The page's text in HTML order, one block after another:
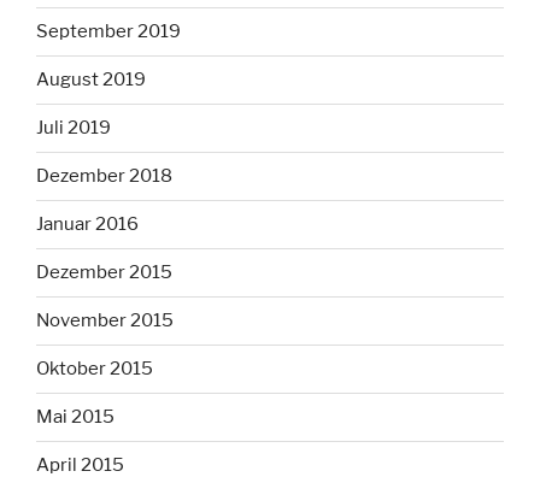
September 2019
August 2019
Juli 2019
Dezember 2018
Januar 2016
Dezember 2015
November 2015
Oktober 2015
Mai 2015
April 2015